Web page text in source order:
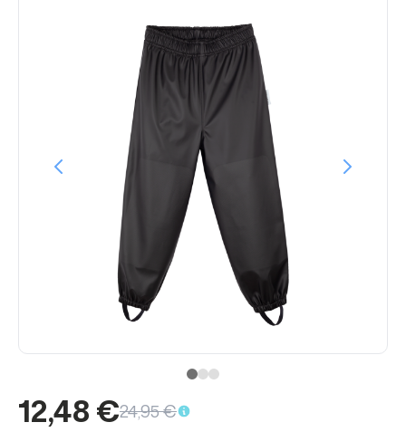
12,48 €24,95 €